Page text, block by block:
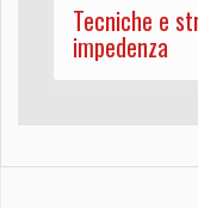
Tecniche e
impedenza